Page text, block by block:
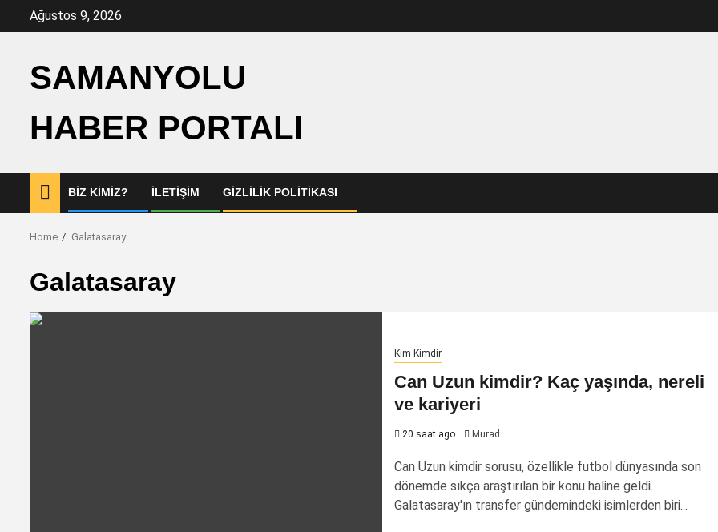
Ağustos 9, 2026
SAMANYOLU
HABER PORTALI
BIZ KIMIZ? İLETIŞIM GIZLILIK POLITIKASI
Home Galatasaray
Galatasaray
Kim Kimdir
Can Uzun kimdir? Kaç yaşında, nereli
ve kariyeri
20 saat ago Murad
Can Uzun kimdir sorusu, özellikle futbol dünyasında son
dönemde sıkça araştırılan bir konu haline geldi.
Galatasaray'ın transfer gündemindeki isimlerden biri...